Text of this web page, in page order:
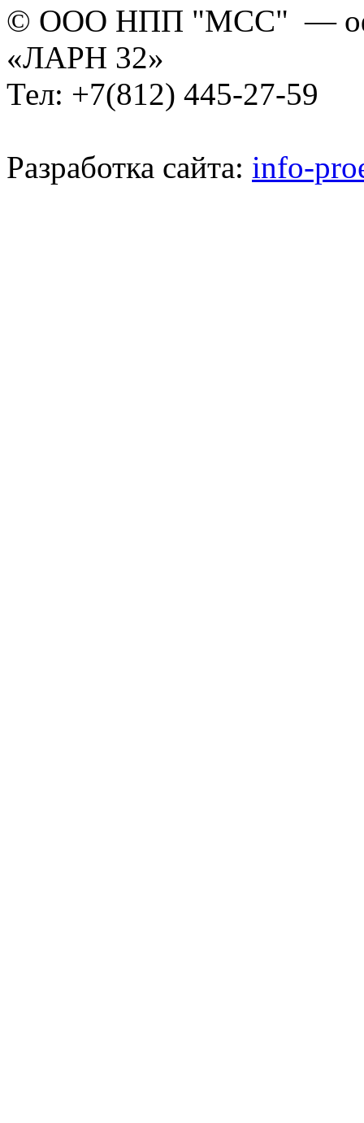
© ООО НПП "МСС" —
«ЛАРН 32»
Тел: +7(812) 445-27-59
Разработка сайта: info-